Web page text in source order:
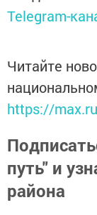
Telegram-
Читайте
https://
путь" и
района